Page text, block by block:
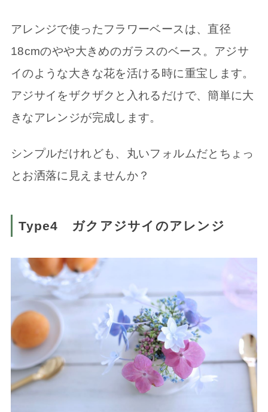
アレンジで使ったフラワーベースは、直径
18cmのやや大きめのガラスのベース。アジサ
イのような大きな花を活ける時に重宝します。
アジサイをザクザクと入れるだけで、簡単に大
きなアレンジが完成します。
シンプルだけれども、丸いフォルムだとちょっ
とお洒落に見えませんか？
Type4 ガクアジサイのアレンジ